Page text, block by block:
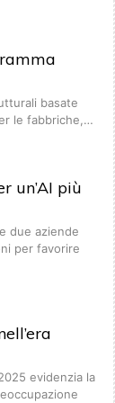
basate
le fabbriche,…
un’AI più
due aziende
per favorire
evidenzia la